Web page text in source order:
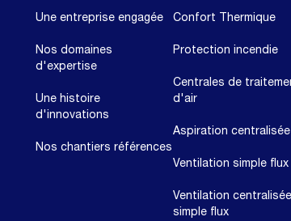
Une entreprise engagée
Nos domaines
d'expertise
Une histoire
d'innovations
Nos chantiers références
Confort Thermique
Protection incendie
Centrales de
d'air
Aspiration centralisée
Ventilation simple flux
Ventilation centralisée
simple flux